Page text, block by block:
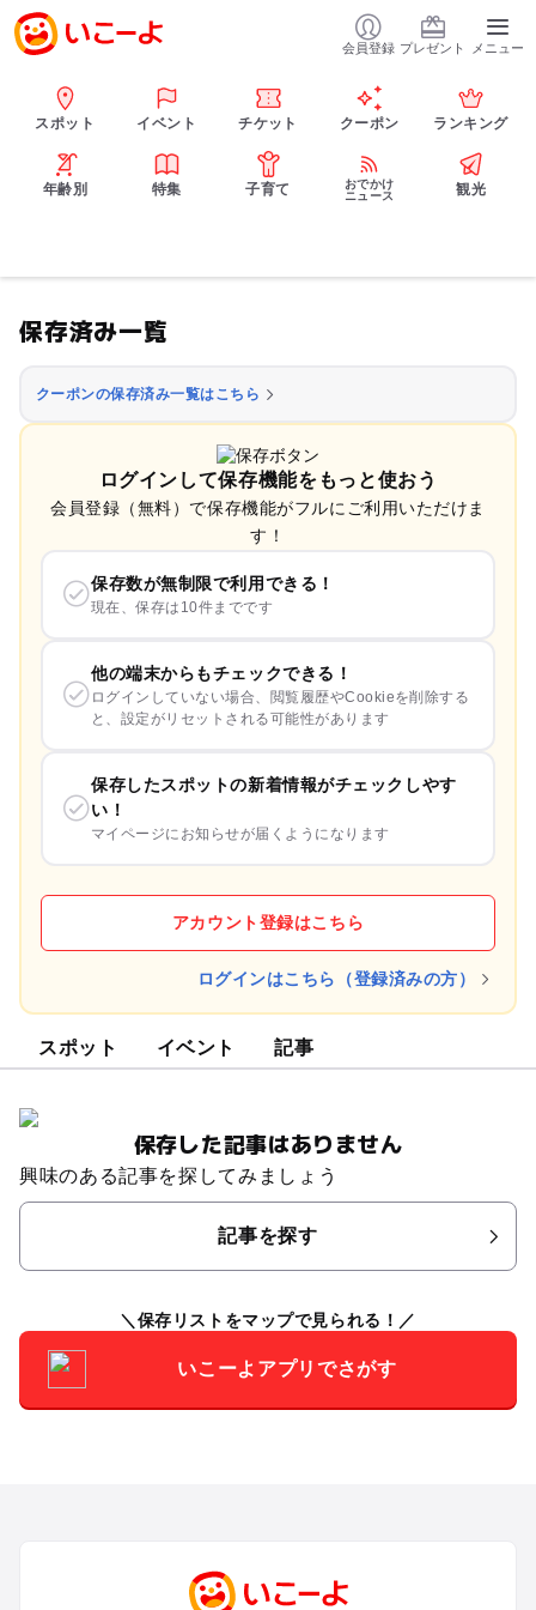
会員登録 プレゼント メニュー
スポット イベント チケット クーポン ランキング
年齢別 特集 子育て
おでかけ
ニュース
観光
保存済み一覧
クーポンの保存済み一覧はこちら
ログインして保存機能をもっと使おう
会員登録（無料）で保存機能がフルにご利用いただけま
す！
保存数が無制限で利用できる！
現在、保存は10件までです
他の端末からもチェックできる！
ログインしていない場合、閲覧履歴やCookieを削除する
と、設定がリセットされる可能性があります
保存したスポットの新着情報がチェックしやす
い！
マイページにお知らせが届くようになります
アカウント登録はこちら
ログインはこちら（登録済みの方）
スポット イベント 記事
保存した記事はありません
興味のある記事を探してみましょう
記事を探す
保存リストをマップで見られる！
いこーよアプリでさがす